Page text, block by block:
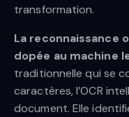
transformation.
La reconnaissance
dopée au machine
traditionnelle qui se
caractères, l’OCR
document. Elle